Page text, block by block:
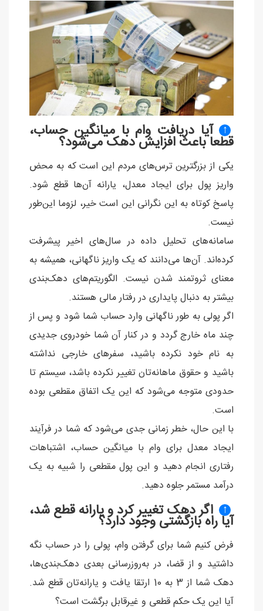
↑ آیا دریافت وام با میانگین حساب،
قطعا باعث افزایش دهک می‌شود؟
یکی از بزرگترین ترس‌های مردم این است که به محض
واریز پول برای ایجاد معدل، یارانه آن‌ها قطع شود.
پاسخ کوتاه به این نگرانی این است خیر، لزوما این‌طور
نیست.
سامانه‌های تحلیل داده در سال‌های اخیر پیشرفت
کرده‌اند. آن‌ها می‌دانند که یک واریز ناگهانی، همیشه به
معنای ثروتمند شدن نیست. الگوریتم‌های دهک‌بندی
بیشتر به دنبال پایداری در رفتار مالی هستند.
اگر پولی به طور ناگهانی وارد حساب شما شود و پس از
چند ماه خارج گردد و در کنار آن شما خودروی جدیدی
به نام خود نکرده باشید، سفرهای خارجی نداشته
باشید و حقوق ماهانه‌تان تغییر نکرده باشد، سیستم تا
حدودی متوجه می‌شود که این یک اتفاق مقطعی بوده
است.
با این حال، خطر زمانی جدی می‌شود که شما در فرآیند
ایجاد معدل برای وام با میانگین حساب، اشتباهات
رفتاری انجام دهید و این پول مقطعی را شبیه به یک
درآمد مستمر جلوه دهید.
↑ اگر دهک تغییر کرد و یارانه قطع شد،
آیا راه بازگشتی وجود دارد؟
فرض کنیم شما برای گرفتن وام، پولی را در حساب نگه
داشتید و از قضا، در به‌روزرسانی بعدی دهک‌بندی‌ها،
دهک شما از 3 به 10 ارتقا یافت و یارانه‌تان قطع شد.
آیا این یک حکم قطعی و غیرقابل برگشت است؟